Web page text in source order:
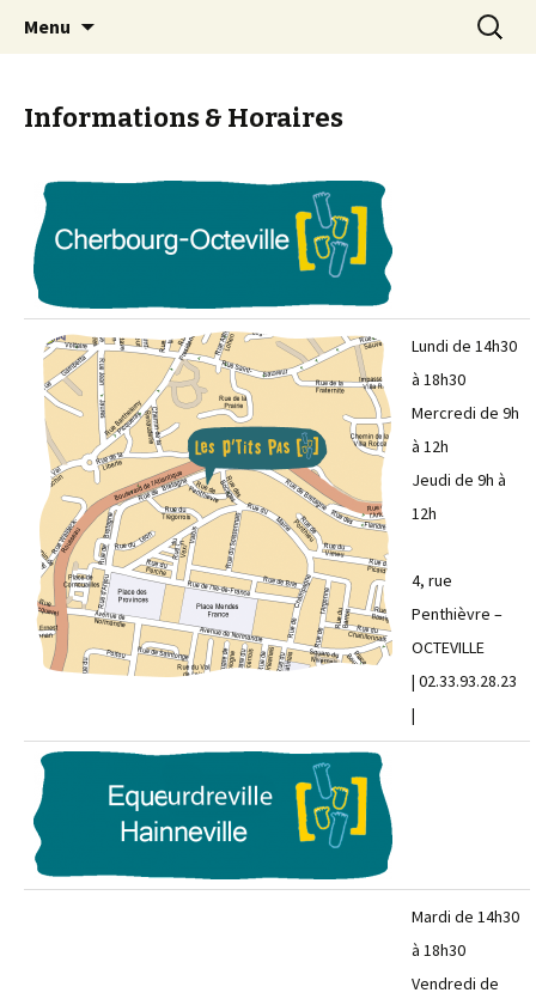
Les P'tits Pas
Espace Temps d'Accueil Parents Enfants
Menu
Informations & Horaires
Lundi de 14h30
à 18h30
Mercredi de 9h
à 12h
Jeudi de 9h à
12h
4, rue
Penthièvre –
OCTEVILLE
| 02.33.93.28.23
|
Mardi de 14h30
à 18h30
Vendredi de